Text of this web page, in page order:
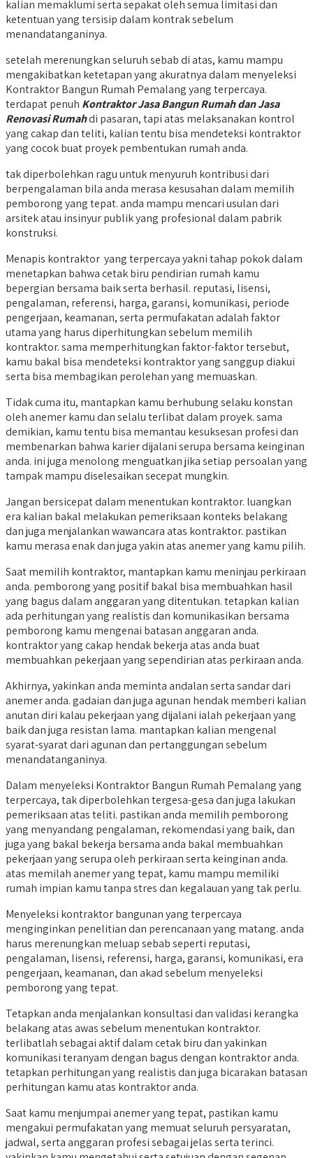
kalian memaklumi serta sepakat oleh semua limitasi dan
ketentuan yang tersisip dalam kontrak sebelum
menandatanganinya.
setelah merenungkan seluruh sebab di atas, kamu mampu
mengakibatkan ketetapan yang akuratnya dalam menyeleksi
Kontraktor Bangun Rumah Pemalang yang terpercaya.
terdapat penuh Kontraktor Jasa Bangun Rumah dan Jasa
Renovasi Rumahdi pasaran, tapi atas melaksanakan kontrol
yang cakap dan teliti, kalian tentu bisa mendeteksi kontraktor
yang cocok buat proyek pembentukan rumah anda.
tak diperbolehkan ragu untuk menyuruh kontribusi dari
berpengalaman bila anda merasa kesusahan dalam memilih
pemborong yang tepat. anda mampu mencari usulan dari
arsitek atau insinyur publik yang profesional dalam pabrik
konstruksi.
Menapis kontraktor yang terpercaya yakni tahap pokok dalam
menetapkan bahwa cetak biru pendirian rumah kamu
bepergian bersama baik serta berhasil. reputasi, lisensi,
pengalaman, referensi, harga, garansi, komunikasi, periode
pengerjaan, keamanan, serta permufakatan adalah faktor
utama yang harus diperhitungkan sebelum memilih
kontraktor. sama memperhitungkan faktor-faktor tersebut,
kamu bakal bisa mendeteksi kontraktor yang sanggup diakui
serta bisa membagikan perolehan yang memuaskan.
Tidak cuma itu, mantapkan kamu berhubung selaku konstan
oleh anemer kamu dan selalu terlibat dalam proyek. sama
demikian, kamu tentu bisa memantau kesuksesan profesi dan
membenarkan bahwa karier dijalani serupa bersama keinginan
anda. ini juga menolong menguatkan jika setiap persoalan yang
tampak mampu diselesaikan secepat mungkin.
Jangan bersicepat dalam menentukan kontraktor. luangkan
era kalian bakal melakukan pemeriksaan konteks belakang
dan juga menjalankan wawancara atas kontraktor. pastikan
kamu merasa enak dan juga yakin atas anemer yang kamu pilih.
Saat memilih kontraktor, mantapkan kamu meninjau perkiraan
anda. pemborong yang positif bakal bisa membuahkan hasil
yang bagus dalam anggaran yang ditentukan. tetapkan kalian
ada perhitungan yang realistis dan komunikasikan bersama
pemborong kamu mengenai batasan anggaran anda.
kontraktor yang cakap hendak bekerja atas anda buat
membuahkan pekerjaan yang sependirian atas perkiraan anda.
Akhirnya, yakinkan anda meminta andalan serta sandar dari
anemer anda. gadaian dan juga agunan hendak memberi kalian
anutan diri kalau pekerjaan yang dijalani ialah pekerjaan yang
baik dan juga resistan lama. mantapkan kalian mengenal
syarat-syarat dari agunan dan pertanggungan sebelum
menandatanganinya.
Dalam menyeleksi Kontraktor Bangun Rumah Pemalang yang
terpercaya, tak diperbolehkan tergesa-gesa dan juga lakukan
pemeriksaan atas teliti. pastikan anda memilih pemborong
yang menyandang pengalaman, rekomendasi yang baik, dan
juga yang bakal bekerja bersama anda bakal membuahkan
pekerjaan yang serupa oleh perkiraan serta keinginan anda.
atas memilah anemer yang tepat, kamu mampu memiliki
rumah impian kamu tanpa stres dan kegalauan yang tak perlu.
Menyeleksi kontraktor bangunan yang terpercaya
menginginkan penelitian dan perencanaan yang matang. anda
harus merenungkan meluap sebab seperti reputasi,
pengalaman, lisensi, referensi, harga, garansi, komunikasi, era
pengerjaan, keamanan, dan akad sebelum menyeleksi
pemborong yang tepat.
Tetapkan anda menjalankan konsultasi dan validasi kerangka
belakang atas awas sebelum menentukan kontraktor.
terlibatlah sebagai aktif dalam cetak biru dan yakinkan
komunikasi teranyam dengan bagus dengan kontraktor anda.
tetapkan perhitungan yang realistis dan juga bicarakan batasan
perhitungan kamu atas kontraktor anda.
Saat kamu menjumpai anemer yang tepat, pastikan kamu
mengakui permufakatan yang memuat seluruh persyaratan,
jadwal, serta anggaran profesi sebagai jelas serta terinci.